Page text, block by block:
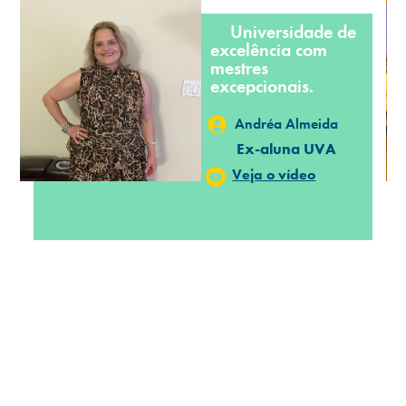
Universidade de
excelência com
mestres
excepcionais.
Andréa Almeida
Ex-aluna UVA
Veja o vídeo